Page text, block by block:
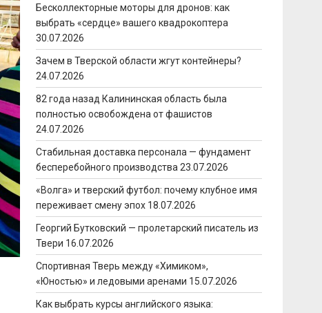
Бесколлекторные моторы для дронов: как
выбрать «сердце» вашего квадрокоптера
30.07.2026
Зачем в Тверской области жгут контейнеры?
24.07.2026
82 года назад Калининская область была
полностью освобождена от фашистов
24.07.2026
Стабильная доставка персонала — фундамент
бесперебойного производства 23.07.2026
«Волга» и тверский футбол: почему клубное имя
переживает смену эпох 18.07.2026
Георгий Бутковский — пролетарский писатель из
Твери 16.07.2026
Спортивная Тверь между «Химиком»,
«Юностью» и ледовыми аренами 15.07.2026
Как выбрать курсы английского языка: